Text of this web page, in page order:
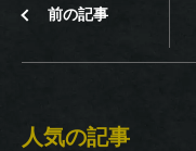
前の記事
人気の記事